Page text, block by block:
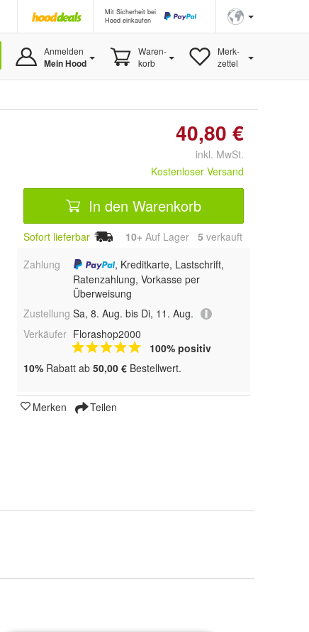
Mit Sicherheit bei
Hood einkaufen
Anmelden
Mein Hood
Waren-
korb
Merk-
zettel
40,80 €
inkl. MwSt.
Kostenloser Versand
In den Warenkorb
Sofort lieferbar 10+ Auf Lager 5 verkauft
Zahlung
, Kreditkarte, Lastschrift,
Ratenzahlung, Vorkasse per
Überweisung
Zustellung Sa, 8. Aug. bis Di, 11. Aug.
Verkäufer Florashop2000
100% positiv
10% Rabatt ab 50,00 € Bestellwert.
Merken Teilen